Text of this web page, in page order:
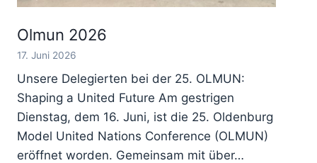
Olmun 2026
17. Juni 2026
Unsere Delegierten bei der 25. OLMUN:
Shaping a United Future Am gestrigen
Dienstag, dem 16. Juni, ist die 25. Oldenburg
Model United Nations Conference (OLMUN)
eröffnet worden. Gemeinsam mit über…